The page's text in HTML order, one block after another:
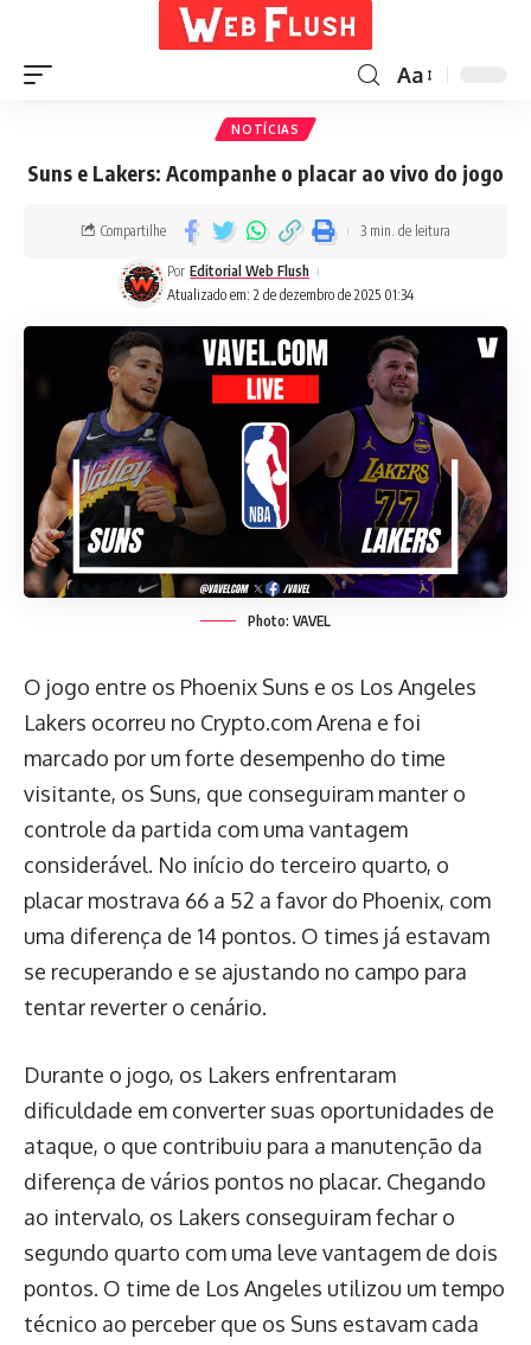
Aa
NOTÍCIAS
Suns e Lakers: Acompanhe o placar ao vivo do jogo
Atualizado em: 2 de dezembro de 2025 01:34
Por Editorial Web Flush
Compartilhe 3 min. de leitura
Photo: VAVEL
O jogo entre os Phoenix Suns e os Los Angeles
Lakers ocorreu no Crypto.com Arena e foi
marcado por um forte desempenho do time
visitante, os Suns, que conseguiram manter o
controle da partida com uma vantagem
considerável. No início do terceiro quarto, o
placar mostrava 66 a 52 a favor do Phoenix, com
uma diferença de 14 pontos. O times já estavam
se recuperando e se ajustando no campo para
tentar reverter o cenário.
Durante o jogo, os Lakers enfrentaram
dificuldade em converter suas oportunidades de
ataque, o que contribuiu para a manutenção da
diferença de vários pontos no placar. Chegando
ao intervalo, os Lakers conseguiram fechar o
segundo quarto com uma leve vantagem de dois
pontos. O time de Los Angeles utilizou um tempo
técnico ao perceber que os Suns estavam cada